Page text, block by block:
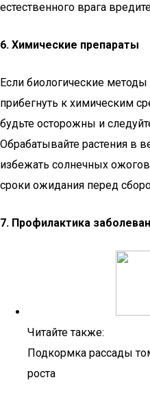
естественного врага
6. Химические препараты
Если биологические
прибегнуть к химическим
будьте осторожны и
Обрабатывайте растения в
избежать солнечных
сроки ожидания перед
7. Профилактика
Читайте также:
Подкормка рассады
роста